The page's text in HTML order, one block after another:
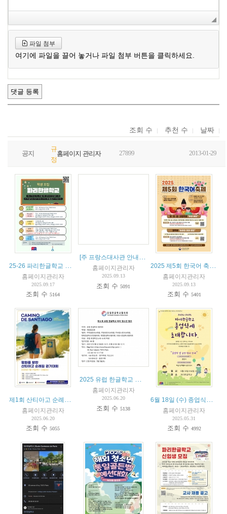
파일 첨부
여기에 파일을 끌어 놓거나 파일 첨부 버튼을 클릭하세요.
조회 수 추천 수 날짜
공지
규
정
홈페이지 관리자 27899 2013-01-29
홈페이지관리자
2025.09.17
조회 수5164
[주 프랑스대사관 안내] 유럽연합 EES(Entry/Exit system) 운영계획 안내(지문 채취 등).
홈페이지관리자
2025.09.13
조회 수5091
홈페이지관리자
2025.09.13
조회 수 5401
홈페이지관리자
2025.06.20
조회 수5055
2025 유럽 한글학교 청소년 캠프 (8월 22–24일, 파리 FIAP)
홈페이지관리자
2025.06.20
조회 수5138 홈페이지관리자
2025.05.31
조회 수 4992